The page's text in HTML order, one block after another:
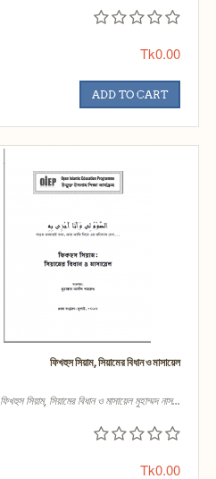
Tk0.00
ADD TO CART
ফিখহুস সিয়াম, সিয়ামের বিধান ও মাসায়েল
ফিখহুস সিয়াম, সিয়ামের বিধান ও মাসায়েল মুহাম্মদ নাস...
Tk0.00